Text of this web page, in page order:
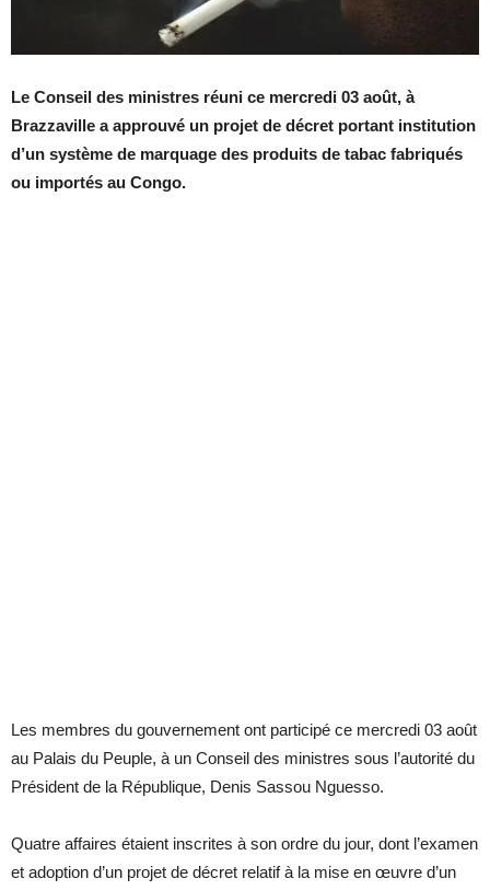
Le Conseil des ministres réuni ce mercredi 03 août, à
Brazzaville a approuvé un projet de décret portant institution
d’un système de marquage des produits de tabac fabriqués
ou importés au Congo.
Les membres du gouvernement ont participé ce mercredi 03 août
au Palais du Peuple, à un Conseil des ministres sous l’autorité du
Président de la République, Denis Sassou Nguesso.
Quatre affaires étaient inscrites à son ordre du jour, dont l’examen
et adoption d’un projet de décret relatif à la mise en œuvre d’un